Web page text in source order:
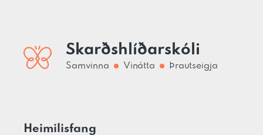
Skarðshlíðarskóli
Samvinna Vinátta Þrautseigja
Heimilisfang